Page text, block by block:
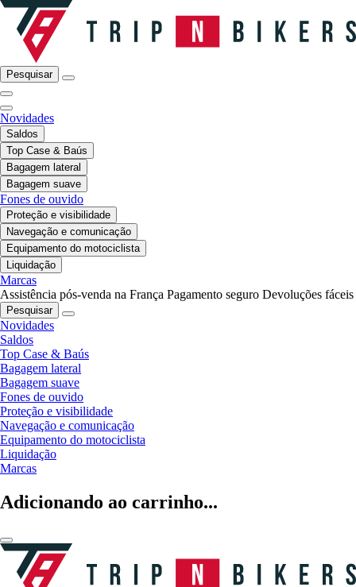
Pesquisar
Novidades
Saldos
Top Case & Baús
Bagagem lateral
Bagagem suave
Fones de ouvido
Proteção e visibilidade
Navegação e comunicação
Equipamento do motociclista
Liquidação
Marcas
Assistência pós-venda na França Pagamento seguro Devoluções fáceis
Pesquisar
Novidades
Saldos
Top Case & Baús
Bagagem lateral
Bagagem suave
Fones de ouvido
Proteção e visibilidade
Navegação e comunicação
Equipamento do motociclista
Liquidação
Marcas
Adicionando ao carrinho...